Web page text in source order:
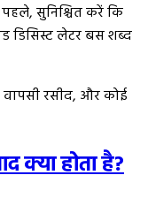
सुनिश्चित करें कि
डिसिस्ट लेटर बस शब्द
वापसी रसीद, और कोई
क्या होता है?